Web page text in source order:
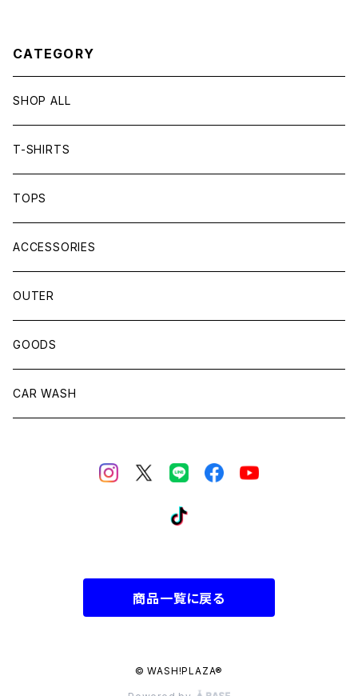
CATEGORY
SHOP ALL
T-SHIRTS
TOPS
ACCESSORIES
OUTER
GOODS
CAR WASH
商品一覧に戻る
© WASH!PLAZA®︎